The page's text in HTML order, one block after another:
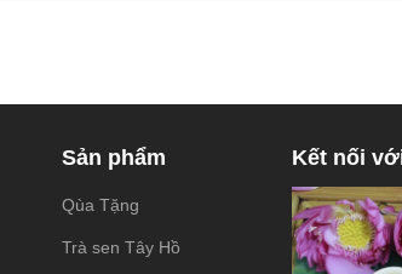
Sản phẩm
Qùa Tặng
Trà sen Tây Hồ
Kết nối